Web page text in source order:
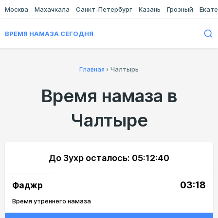
Москва Махачкала Санкт-Петербург Казань Грозный
ВРЕМЯ НАМАЗА СЕГОДНЯ
Главная › Чалтырь
Время намаза в
Чалтыре
До Зухр осталось: 05:12:40
Фаджр 03:18
Время утреннего намаза